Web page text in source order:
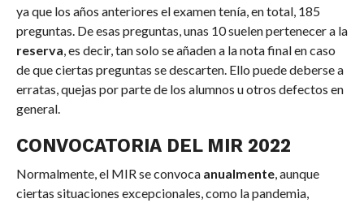
ya que los años anteriores el examen tenía, en total, 185
preguntas. De esas preguntas, unas 10 suelen pertenecer a la
reserva , es decir, tan solo se añaden a la nota final en caso
de que ciertas preguntas se descarten. Ello puede deberse a
erratas, quejas por parte de los alumnos u otros defectos en
general.
CONVOCATORIA DEL MIR 2022
Normalmente, el MIR se convoca anualmente, aunque
ciertas situaciones excepcionales, como la pandemia,